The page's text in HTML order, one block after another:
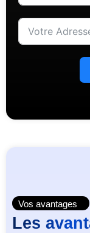
Vos avantages
Les